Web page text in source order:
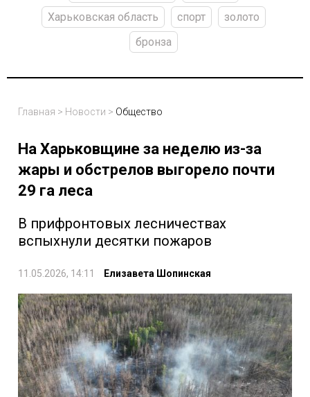
Харьковская область
спорт
золото
бронза
Главная > Новости > Общество
На Харьковщине за неделю из-за
жары и обстрелов выгорело почти
29 га леса
В прифронтовых лесничествах
вспыхнули десятки пожаров
11.05.2026, 14:11 Елизавета Шопинская